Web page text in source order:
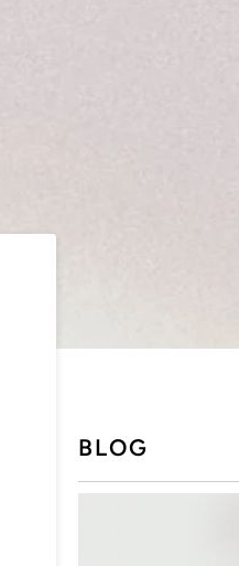
BLOG